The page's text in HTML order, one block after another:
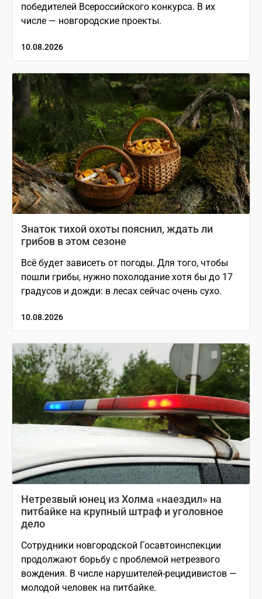
победителей Всероссийского конкурса. В их
числе — новгородские проекты.
10.08.2026
Знаток тихой охоты пояснил, ждать ли
грибов в этом сезоне
Всё будет зависеть от погоды. Для того, чтобы
пошли грибы, нужно похолодание хотя бы до 17
градусов и дожди: в лесах сейчас очень сухо.
10.08.2026
Нетрезвый юнец из Холма «наездил» на
питбайке на крупный штраф и уголовное
дело
Сотрудники новгородской Госавтоинспекции
продолжают борьбу с проблемой нетрезвого
вождения. В числе нарушителей-рецидивистов —
молодой человек на питбайке.